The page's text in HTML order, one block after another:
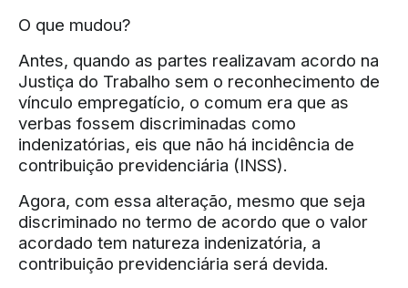
O que mudou?
Antes, quando as partes realizavam acordo na
Justiça do Trabalho sem o reconhecimento de
vínculo empregatício, o comum era que as
verbas fossem discriminadas como
indenizatórias, eis que não há incidência de
contribuição previdenciária (INSS).
Agora, com essa alteração, mesmo que seja
discriminado no termo de acordo que o valor
acordado tem natureza indenizatória, a
contribuição previdenciária será devida.